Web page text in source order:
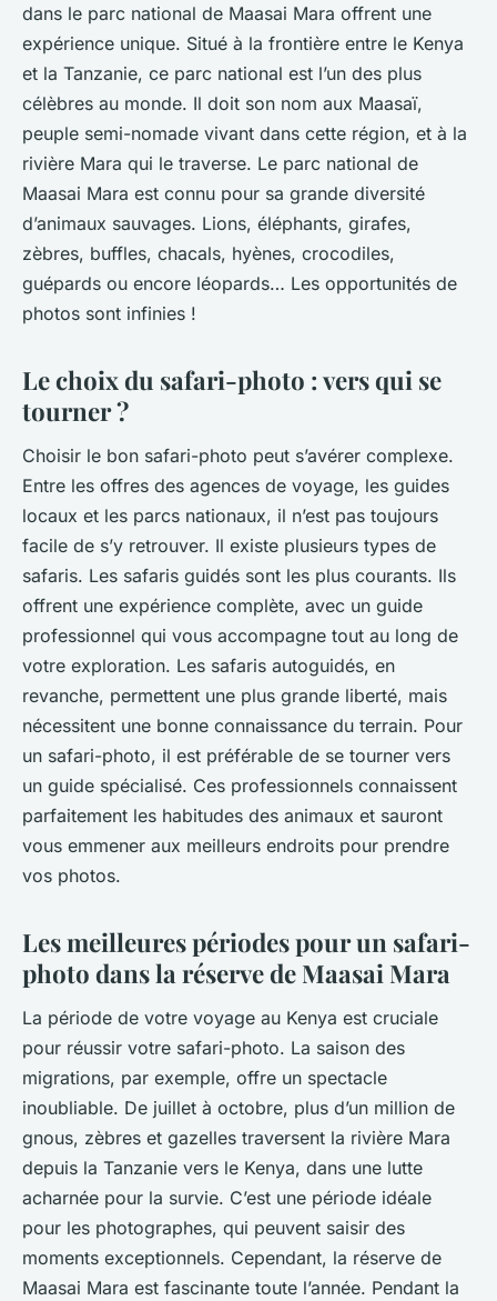
dans le parc national de Maasai Mara offrent une
expérience unique. Situé à la frontière entre le Kenya
et la Tanzanie, ce parc national est l’un des plus
célèbres au monde. Il doit son nom aux Maasaï,
peuple semi-nomade vivant dans cette région, et à la
rivière Mara qui le traverse. Le parc national de
Maasai Mara est connu pour sa grande diversité
d’animaux sauvages. Lions, éléphants, girafes,
zèbres, buffles, chacals, hyènes, crocodiles,
guépards ou encore léopards… Les opportunités de
photos sont infinies !
Le choix du safari-photo : vers qui se
tourner ?
Choisir le bon safari-photo peut s’avérer complexe.
Entre les offres des agences de voyage, les guides
locaux et les parcs nationaux, il n’est pas toujours
facile de s’y retrouver. Il existe plusieurs types de
safaris. Les safaris guidés sont les plus courants. Ils
offrent une expérience complète, avec un guide
professionnel qui vous accompagne tout au long de
votre exploration. Les safaris autoguidés, en
revanche, permettent une plus grande liberté, mais
nécessitent une bonne connaissance du terrain. Pour
un safari-photo, il est préférable de se tourner vers
un guide spécialisé. Ces professionnels connaissent
parfaitement les habitudes des animaux et sauront
vous emmener aux meilleurs endroits pour prendre
vos photos.
Les meilleures périodes pour un safari-
photo dans la réserve de Maasai Mara
La période de votre voyage au Kenya est cruciale
pour réussir votre safari-photo. La saison des
migrations, par exemple, offre un spectacle
inoubliable. De juillet à octobre, plus d’un million de
gnous, zèbres et gazelles traversent la rivière Mara
depuis la Tanzanie vers le Kenya, dans une lutte
acharnée pour la survie. C’est une période idéale
pour les photographes, qui peuvent saisir des
moments exceptionnels. Cependant, la réserve de
Maasai Mara est fascinante toute l’année. Pendant la